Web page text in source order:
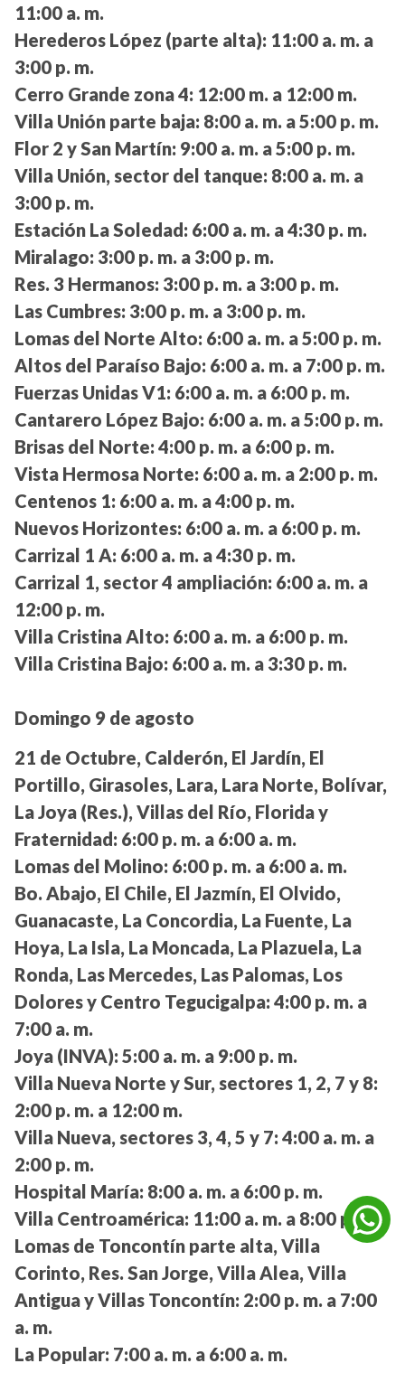
11:00 a. m.
Herederos López (parte alta): 11:00 a. m. a
3:00 p. m.
Cerro Grande zona 4: 12:00 m. a 12:00 m.
Villa Unión parte baja: 8:00 a. m. a 5:00 p. m.
Flor 2 y San Martín: 9:00 a. m. a 5:00 p. m.
Villa Unión, sector del tanque: 8:00 a. m. a
3:00 p. m.
Estación La Soledad: 6:00 a. m. a 4:30 p. m.
Miralago: 3:00 p. m. a 3:00 p. m.
Res. 3 Hermanos: 3:00 p. m. a 3:00 p. m.
Las Cumbres: 3:00 p. m. a 3:00 p. m.
Lomas del Norte Alto: 6:00 a. m. a 5:00 p. m.
Altos del Paraíso Bajo: 6:00 a. m. a 7:00 p. m.
Fuerzas Unidas V1: 6:00 a. m. a 6:00 p. m.
Cantarero López Bajo: 6:00 a. m. a 5:00 p. m.
Brisas del Norte: 4:00 p. m. a 6:00 p. m.
Vista Hermosa Norte: 6:00 a. m. a 2:00 p. m.
Centenos 1: 6:00 a. m. a 4:00 p. m.
Nuevos Horizontes: 6:00 a. m. a 6:00 p. m.
Carrizal 1 A: 6:00 a. m. a 4:30 p. m.
Carrizal 1, sector 4 ampliación: 6:00 a. m. a
12:00 p. m.
Villa Cristina Alto: 6:00 a. m. a 6:00 p. m.
Villa Cristina Bajo: 6:00 a. m. a 3:30 p. m.
Domingo 9 de agosto
21 de Octubre, Calderón, El Jardín, El
Portillo, Girasoles, Lara, Lara Norte, Bolívar,
La Joya (Res.), Villas del Río, Florida y
Fraternidad: 6:00 p. m. a 6:00 a. m.
Lomas del Molino: 6:00 p. m. a 6:00 a. m.
Bo. Abajo, El Chile, El Jazmín, El Olvido,
Guanacaste, La Concordia, La Fuente, La
Hoya, La Isla, La Moncada, La Plazuela, La
Ronda, Las Mercedes, Las Palomas, Los
Dolores y Centro Tegucigalpa: 4:00 p. m. a
7:00 a. m.
Joya (INVA): 5:00 a. m. a 9:00 p. m.
Villa Nueva Norte y Sur, sectores 1, 2, 7 y 8:
2:00 p. m. a 12:00 m.
Villa Nueva, sectores 3, 4, 5 y 7: 4:00 a. m. a
2:00 p. m.
Hospital María: 8:00 a. m. a 6:00 p. m.
Villa Centroamérica: 11:00 a. m. a 8:00 p. m.
Lomas de Toncontín parte alta, Villa
Corinto, Res. San Jorge, Villa Alea, Villa
Antigua y Villas Toncontín: 2:00 p. m. a 7:00
a. m.
La Popular: 7:00 a. m. a 6:00 a. m.